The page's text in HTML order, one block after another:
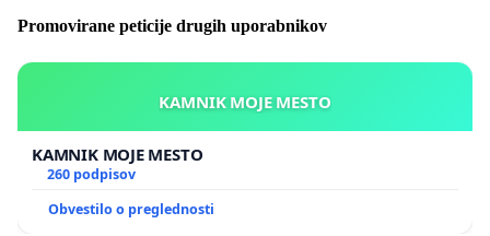
Promovirane peticije drugih uporabnikov
KAMNIK MOJE MESTO
KAMNIK MOJE MESTO
260 podpisov
Obvestilo o preglednosti